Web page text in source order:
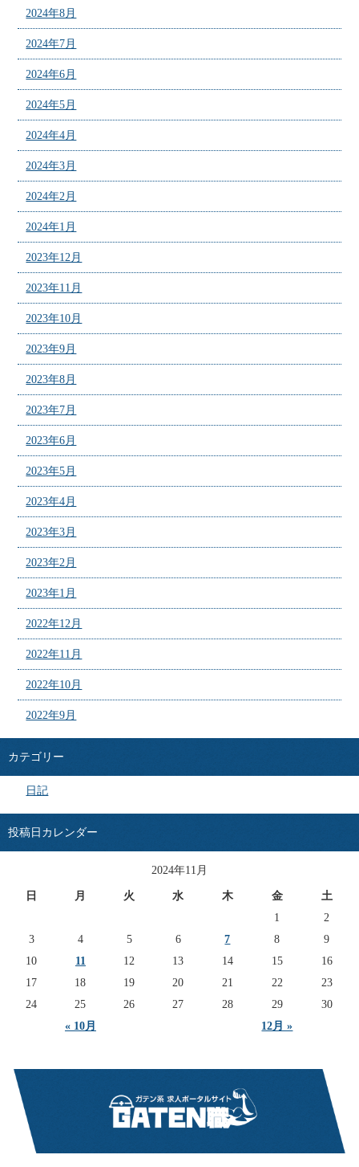
2024年8月
2024年7月
2024年6月
2024年5月
2024年4月
2024年3月
2024年2月
2024年1月
2023年12月
2023年11月
2023年10月
2023年9月
2023年8月
2023年7月
2023年6月
2023年5月
2023年4月
2023年3月
2023年2月
2023年1月
2022年12月
2022年11月
2022年10月
2022年9月
カテゴリー
日記
投稿日カレンダー
2024年11月
日 月 火 水 木 金 土
« 10月 12月 »
1
2
3
4 5 6 7 8
9
10
11 12 13 14 15
16
17
18 19 20 21 22
23
24
25 26 27 28 29 30